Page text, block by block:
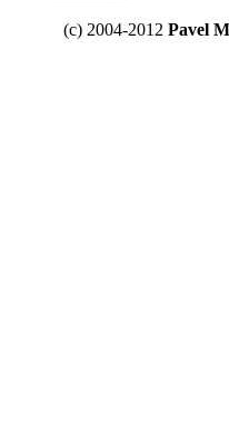
(c) 2004-2012Pavel